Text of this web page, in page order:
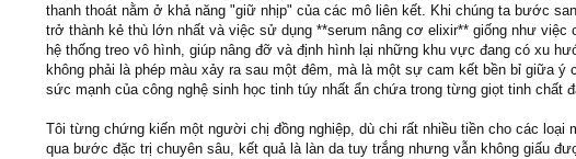
thanh thoát nằm ở khả năng "giữ nhịp" của các mô liên kết. Khi chúng ta bước
trở thành kẻ thù lớn nhất và việc sử dụng **serum nâng cơ elixir** giống như việc
hệ thống treo vô hình, giúp nâng đỡ và định hình lại những khu vực đang có xu
không phải là phép màu xảy ra sau một đêm, mà là một sự cam kết bền bỉ giữa
sức mạnh của công nghệ sinh học tinh túy nhất ẩn chứa trong từng giọt tinh chất
Tôi từng chứng kiến một người chị đồng nghiệp, dù chi rất nhiều tiền cho các loại
qua bước đặc trị chuyên sâu, kết quả là làn da tuy trắng nhưng vẫn không giấu